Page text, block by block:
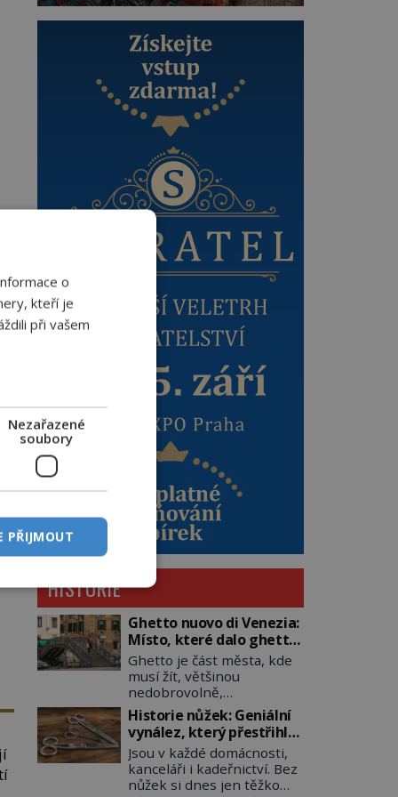
HISTORIE
Ghetto nuovo di Venezia:
Místo, které dalo ghettu
jeho jméno
Ghetto je část města, kde
musí žít, většinou
nedobrovolně,
náboženská, rasová nebo
národnostní menšina
obyvatel. Bohaté
historické zkušenosti mají
s takovým životem Židé. Už
od středověku jsou totiž
Historie nůžek: Geniální
vynález, který přestřihl
tisíciletí
Jsou v každé domácnosti,
kanceláři i kadeřnictví. Bez
nůžek si dnes jen těžko
o
kteří je
při vašem
Nezařazené
soubory
PŘIJMOUT